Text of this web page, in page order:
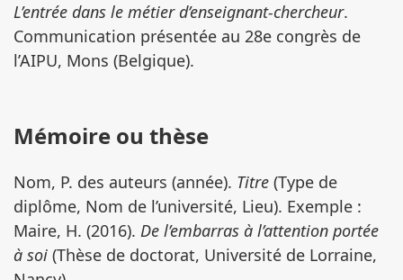
L’entrée dans le métier d’enseignant-chercheur.
Communication présentée au 28e congrès de
l’AIPU, Mons (Belgique).
Mémoire ou thèse
Nom, P. des auteurs (année). Titre (Type de
diplôme, Nom de l’université, Lieu). Exemple :
Maire, H. (2016). De l’embarras à l’attention portée
à soi (Thèse de doctorat, Université de Lorraine,